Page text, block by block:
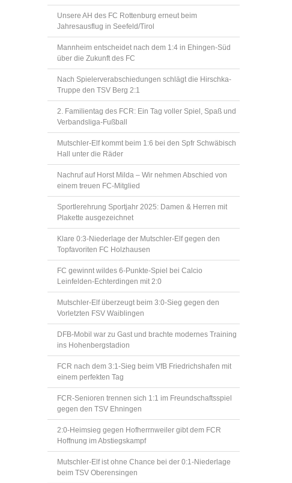
Unsere AH des FC Rottenburg erneut beim
Jahresausflug in Seefeld/Tirol
Mannheim entscheidet nach dem 1:4 in Ehingen-Süd
über die Zukunft des FC
Nach Spielerverabschiedungen schlägt die Hirschka-
Truppe den TSV Berg 2:1
2. Familientag des FCR: Ein Tag voller Spiel, Spaß und
Verbandsliga-Fußball
Mutschler-Elf kommt beim 1:6 bei den Spfr Schwäbisch
Hall unter die Räder
Nachruf auf Horst Milda – Wir nehmen Abschied von
einem treuen FC-Mitglied
Sportlerehrung Sportjahr 2025: Damen & Herren mit
Plakette ausgezeichnet
Klare 0:3-Niederlage der Mutschler-Elf gegen den
Topfavoriten FC Holzhausen
FC gewinnt wildes 6-Punkte-Spiel bei Calcio
Leinfelden-Echterdingen mit 2:0
Mutschler-Elf überzeugt beim 3:0-Sieg gegen den
Vorletzten FSV Waiblingen
DFB-Mobil war zu Gast und brachte modernes Training
ins Hohenbergstadion
FCR nach dem 3:1-Sieg beim VfB Friedrichshafen mit
einem perfekten Tag
FCR-Senioren trennen sich 1:1 im Freundschaftsspiel
gegen den TSV Ehningen
2:0-Heimsieg gegen Hofherrnweiler gibt dem FCR
Hoffnung im Abstiegskampf
Mutschler-Elf ist ohne Chance bei der 0:1-Niederlage
beim TSV Oberensingen